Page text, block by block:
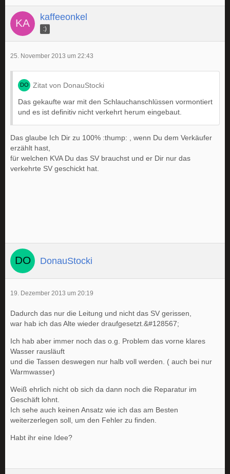
kaffeeonkel
:)
25. November 2013 um 22:43
Zitat von DonauStocki
Das gekaufte war mit den Schlauchanschlüssen vormontiert
und es ist definitiv nicht verkehrt herum eingebaut.
Das glaube Ich Dir zu 100% :thump: , wenn Du dem Verkäufer
erzählt hast,
für welchen KVA Du das SV brauchst und er Dir nur das
verkehrte SV geschickt hat.
DonauStocki
19. Dezember 2013 um 20:19
Dadurch das nur die Leitung und nicht das SV gerissen,
war hab ich das Alte wieder draufgesetzt.&#128567;
Ich hab aber immer noch das o.g. Problem das vorne klares
Wasser rausläuft
und die Tassen deswegen nur halb voll werden. ( auch bei nur
Warmwasser)
Weiß ehrlich nicht ob sich da dann noch die Reparatur im
Geschäft lohnt.
Ich sehe auch keinen Ansatz wie ich das am Besten
weiterzerlegen soll, um den Fehler zu finden.
Habt ihr eine Idee?